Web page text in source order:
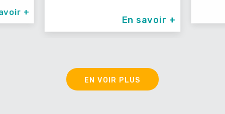
+
En savoir +
EN VOIR PLUS